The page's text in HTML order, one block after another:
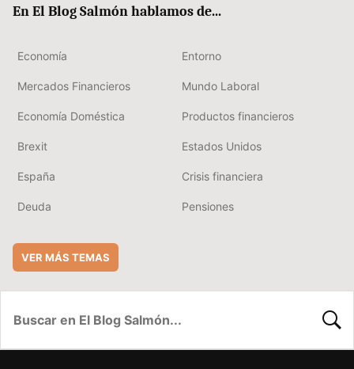
En El Blog Salmón hablamos de...
Economía Entorno
Mercados Financieros Mundo Laboral
Economía Doméstica Productos financieros
Brexit Estados Unidos
España Crisis financiera
Deuda Pensiones
VER MÁS TEMAS